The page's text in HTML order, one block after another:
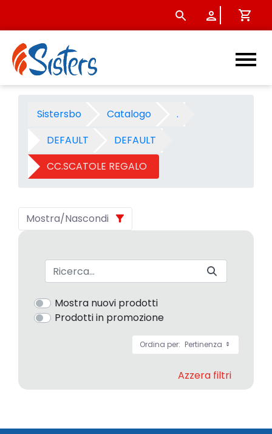
CC.SCATOLE REGALO -
Sistersbo Catalogo
.
DEFAULT
DEFAULT
CC.SCATOLE REGALO
Mostra/Nascondi
Barra di ricerca
Mostra nuovi prodotti
Prodotti in promozione
Ordina per: Pertinenza
Azzera filtri